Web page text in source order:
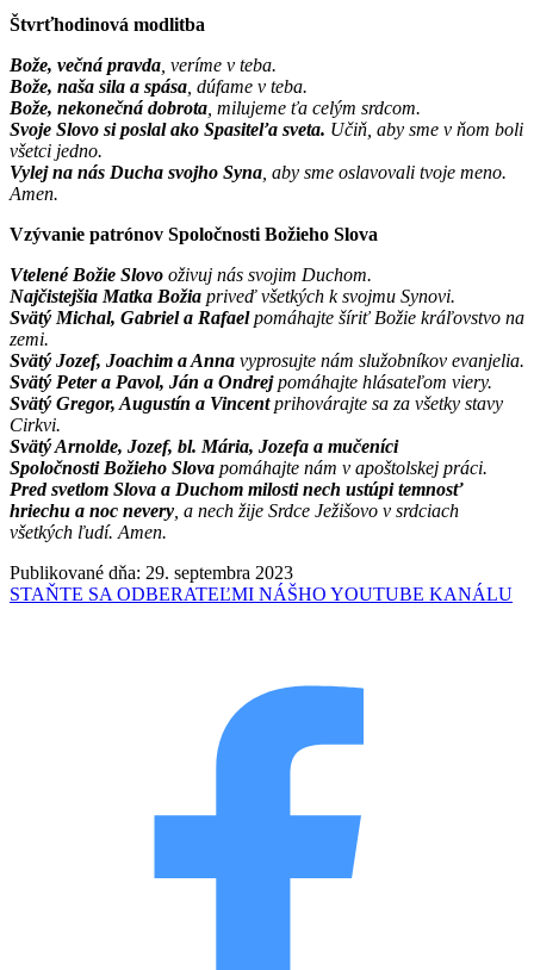
Štvrťhodinová modlitba
Bože, večná pravda , veríme v teba.
Bože, naša sila a spása , dúfame v teba.
Bože, nekonečná dobrota , milujeme ťa celým srdcom.
Svoje Slovo si poslal ako Spasiteľa sveta. Učiň, aby sme v ňom boli
všetci jedno.
Vylej na nás Ducha svojho Syna , aby sme oslavovali tvoje meno.
Amen.
Vzývanie patrónov Spoločnosti Božieho Slova
Vtelené Božie Slovo oživuj nás svojim Duchom.
Najčistejšia Matka Božia priveď všetkých k svojmu Synovi.
Svätý Michal, Gabriel a Rafaelpomáhajte šíriť Božie kráľovstvo na
zemi.
Svätý Jozef, Joachim a Anna vyprosujte nám služobníkov evanjelia.
Svätý Peter a Pavol, Ján a Ondrejpomáhajte hlásateľom viery.
Svätý Gregor, Augustín a Vincentprihovárajte sa za všetky stavy
Cirkvi.
Svätý Arnolde, Jozef, bl. Mária, Jozefa a mučeníci
Spoločnosti Božieho Slova pomáhajte nám v apoštolskej práci.
Pred svetlom Slova a Duchom milosti nech ustúpi temnosť
hriechu a noc nevery , a nech žije Srdce Ježišovo v srdciach
všetkých ľudí. Amen.
Publikované dňa: 29. septembra 2023
STAŇTE SA ODBERATEĽMI NÁŠHO YOUTUBE KANÁLU